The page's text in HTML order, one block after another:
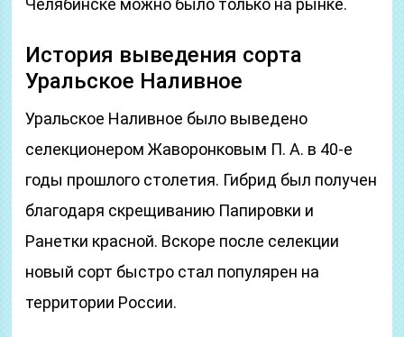
Челябинске можно было только на рынке.
История выведения сорта
Уральское Наливное
Уральское Наливное было выведено
селекционером Жаворонковым П. А. в 40-е
годы прошлого столетия. Гибрид был получен
благодаря скрещиванию Папировки и
Ранетки красной. Вскоре после селекции
новый сорт быстро стал популярен на
территории России.